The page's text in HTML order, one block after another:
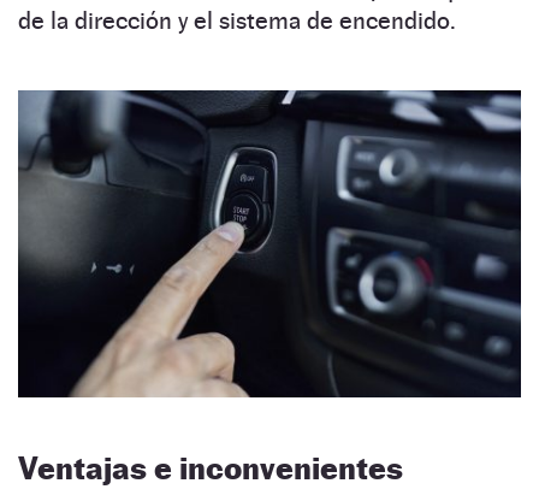
de la dirección y el sistema de encendido.
Ventajas e inconvenientes